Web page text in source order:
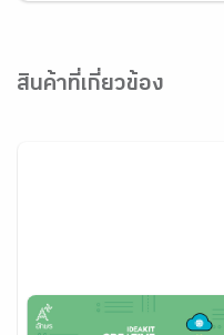
สินค้าที่เกี่ยวข้อง